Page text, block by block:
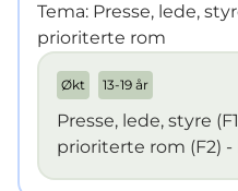
Tema: Presse, lede,
prioriterte rom
Økt 13-19 år
Presse, lede, styre
prioriterte rom (F2) -